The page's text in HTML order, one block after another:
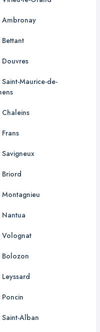
Ambronay
Bettant
Douvres
Saint-Maurice-de-
Chaleins
Frans
Savigneux
Briord
Montagnieu
Nantua
Volognat
Bolozon
Leyssard
Poncin
Saint-Alban